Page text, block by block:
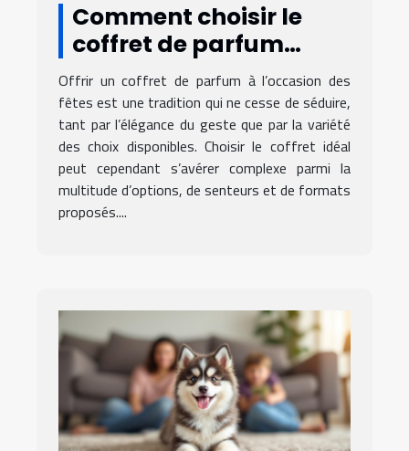
Comment choisir le
coffret de parfum
parfait pour les fêtes ?
Offrir un coffret de parfum à l’occasion des
fêtes est une tradition qui ne cesse de séduire,
tant par l’élégance du geste que par la variété
des choix disponibles. Choisir le coffret idéal
peut cependant s’avérer complexe parmi la
multitude d’options, de senteurs et de formats
proposés....